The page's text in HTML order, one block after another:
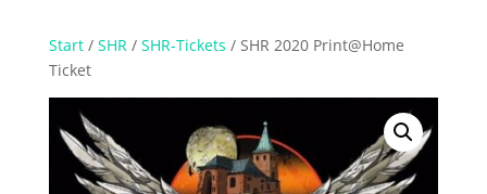
Start/ SHR/ SHR-Tickets / SHR 2020 Print@Home
Ticket